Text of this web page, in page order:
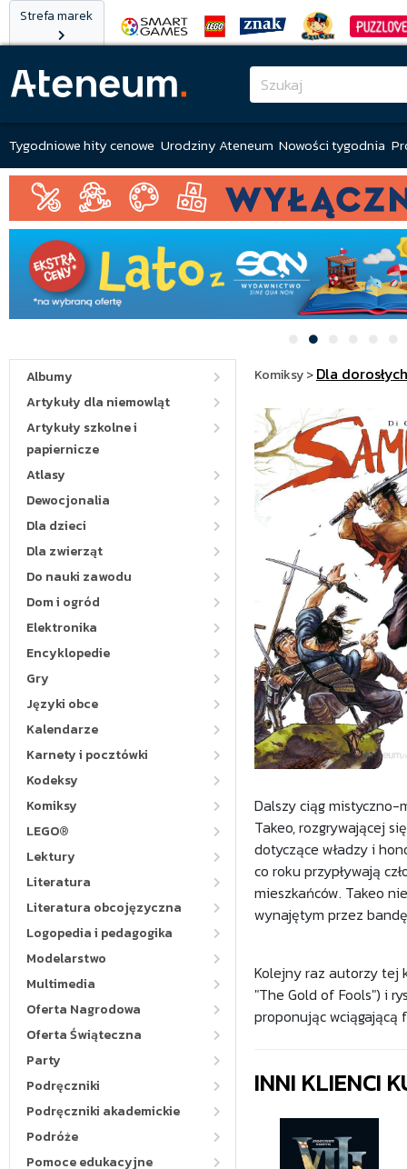
Strefa marek
Tygodniowe hity cenowe Urodziny Ateneum Nowości tygodnia
Albumy
Artykuły dla niemowląt
Artykuły szkolne i
papiernicze
Atlasy
Dewocjonalia
Dla dzieci
Dla zwierząt
Do nauki zawodu
Dom i ogród
Elektronika
Encyklopedie
Gry
Języki obce
Kalendarze
Karnety i pocztówki
Kodeksy
Komiksy
LEGO®
Lektury
Literatura
Literatura obcojęzyczna
Logopedia i pedagogika
Modelarstwo
Multimedia
Oferta Nagrodowa
Oferta Świąteczna
Party
Podręczniki
Podręczniki akademickie
Podróże
Pomoce edukacyjne
Komiksy>Dla dorosłych
Dalszy ciąg mistyczno-
Takeo, rozgrywającej
dotyczące władzy i
co roku przypływają
mieszkańców. Takeo
wynajętym przez
Kolejny raz autorzy tej
"The Gold of Fools") i
proponując wciągającą
INNI KLIENCI